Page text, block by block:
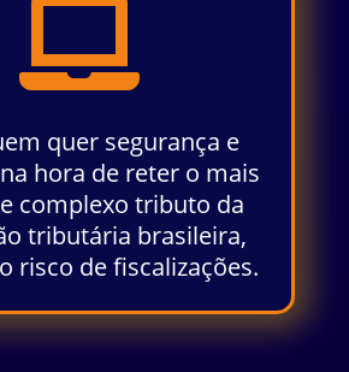

quer segurança e
hora de reter o mais
complexo tributo da
tributária brasileira,
risco de fiscalizações.